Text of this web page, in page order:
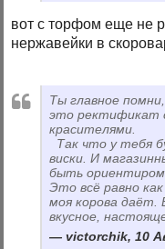
вот с торфом еще не
нержавейки в
Ты главное
это ректификат
красителями.
Так что у тебя
виски. И
быть
Это всё равно
моя корова
вкусное,
victorchik, 10